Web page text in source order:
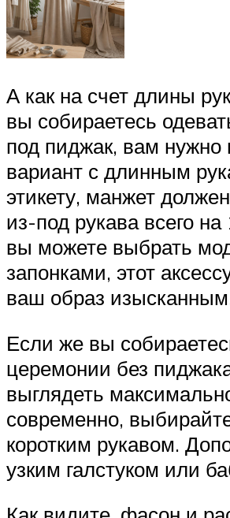
А как на счет длины
вы собираетесь
под пиджак, вам нужно
вариант с длинным
этикету, манжет
из-под рукава всего
вы можете выбрать
запонками, этот
ваш образ
Если же вы
церемонии без
выглядеть
современно,
коротким рукавом.
узким галстуком или